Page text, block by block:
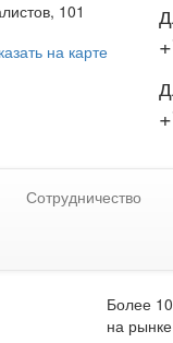
101
на карте
Сотрудничество
Более
на рынке